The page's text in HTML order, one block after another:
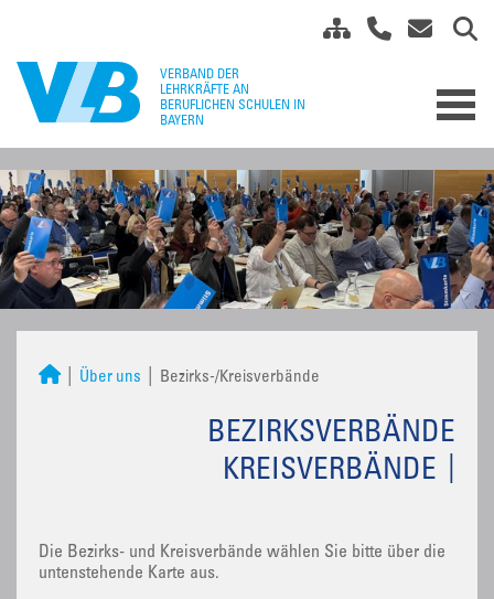
Über uns Bezirks-/Kreisverbände
BEZIRKSVERBÄNDE
KREISVERBÄNDE
Die Bezirks- und Kreisverbände wählen Sie bitte über die
untenstehende Karte aus.